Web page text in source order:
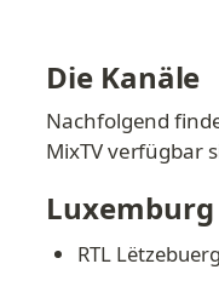
Die Kanäle
Nachfolgend
MixTV verfügbar
Luxemburg
RTL